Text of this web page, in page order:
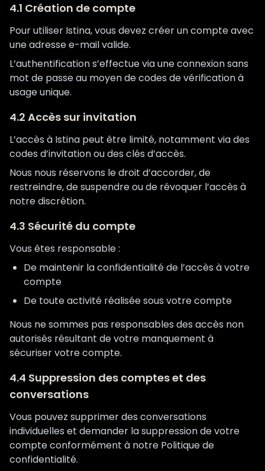
4.1 Création de compte
Pour utiliser Istina, vous devez créer un compte avec
une adresse e-mail valide.
L’authentification s’effectue via une connexion sans
mot de passe au moyen de codes de vérification à
usage unique.
4.2 Accès sur invitation
L’accès à Istina peut être limité, notamment via des
codes d’invitation ou des clés d’accès.
Nous nous réservons le droit d’accorder, de
restreindre, de suspendre ou de révoquer l’accès à
notre discrétion.
4.3 Sécurité du compte
Vous êtes responsable :
De maintenir la confidentialité de l’accès à votre
compte
De toute activité réalisée sous votre compte
Nous ne sommes pas responsables des accès non
autorisés résultant de votre manquement à
sécuriser votre compte.
4.4 Suppression des comptes et des
conversations
Vous pouvez supprimer des conversations
individuelles et demander la suppression de votre
compte conformément à notre Politique de
confidentialité.